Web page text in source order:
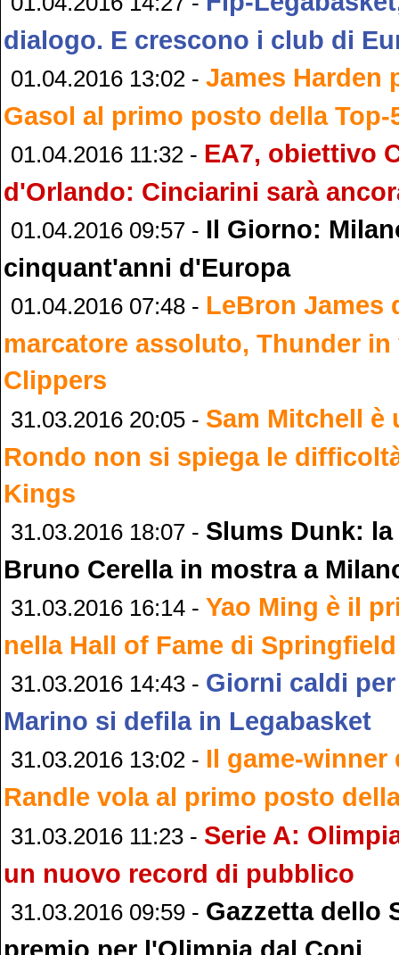
dialogo. E crescono i club di
01.04.2016 13:02 - James Harden
Gasol al primo posto della Top-
01.04.2016 11:32 - EA7, obiettivo
d'Orlando: Cinciarini sarà
01.04.2016 09:57 - Il Giorno:
cinquant'anni d'Europa
01.04.2016 07:48 - LeBron James
marcatore assoluto, Thunder
Clippers
31.03.2016 20:05 - Sam Mitchell è
Rondo non si spiega le
Kings
31.03.2016 18:07 - Slums Dunk:
Bruno Cerella in mostra a
31.03.2016 16:14 - Yao Ming è il
nella Hall of Fame di Springfield
31.03.2016 14:43 - Giorni caldi
Marino si defila in Legabasket
31.03.2016 13:02 - Il game-winner
Randle vola al primo posto
31.03.2016 11:23 - Serie A:
un nuovo record di pubblico
31.03.2016 09:59 - Gazzetta dello
premio per l'Olimpia dal Coni